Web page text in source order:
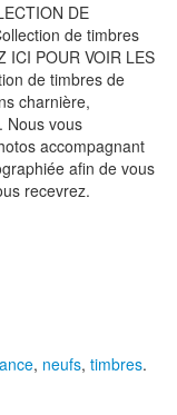
DE
de timbres
ICI POUR VOIR LES
de timbres de
charnière,
Nous vous
accompagnant
afin de vous
recevrez.
, neufs, timbres.